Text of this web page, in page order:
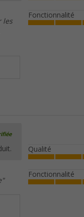
les
Fonctionnalité
Qualité
Fonctionnalité